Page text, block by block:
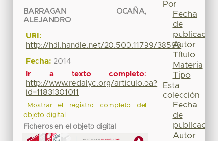
BARRAGAN OCAÑA,
ALEJANDRO
URI:
http://hdl.handle.net/20.500.11799/38598
Fecha: 2014
Ir a texto completo:
http://www.redalyc.org/articulo.oa?
id=11831301011
Mostrar el registro completo del
objeto digital
Ficheros en el objeto digital
Por
Fecha
de
publicación
Autor
Título
Materia
Tipo
Esta
colección
Fecha
de
publicación
Autor